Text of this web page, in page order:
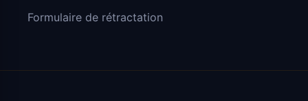
Formulaire de rétractation